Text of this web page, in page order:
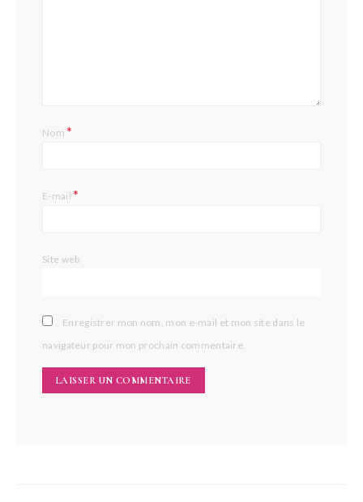
Nom*
E-mail*
Site web
Enregistrer mon nom, mon e-mail et mon site dans le
navigateur pour mon prochain commentaire.